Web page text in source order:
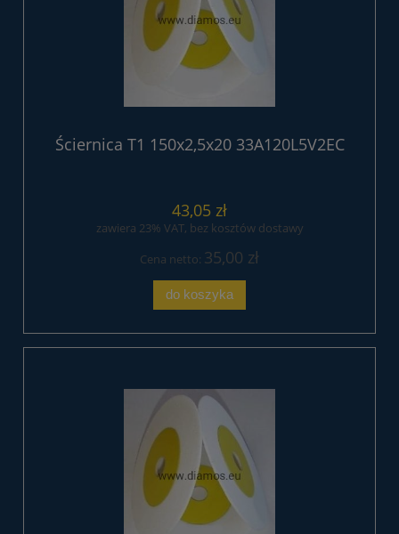
Ściernica T1 150x2,5x20 33A120L5V2EC
43,05 zł
zawiera 23% VAT, bez kosztów dostawy
Cena netto: 35,00 zł
do koszyka